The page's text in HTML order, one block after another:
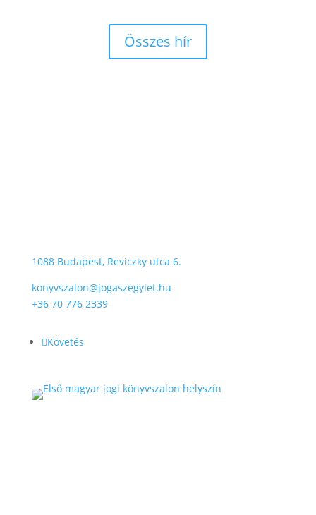
Összes hír
1088 Budapest, Reviczky utca 6.
konyvszalon@jogaszegylet.hu
+36 70 776 2339
Követés